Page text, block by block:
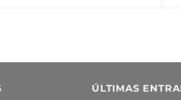
ÚLTIMAS